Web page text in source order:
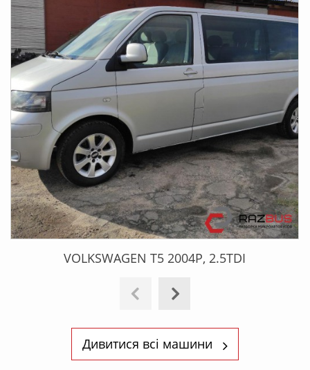
VOLKSWAGEN T5 2004Р, 2.5TDI
Дивитися всі машини